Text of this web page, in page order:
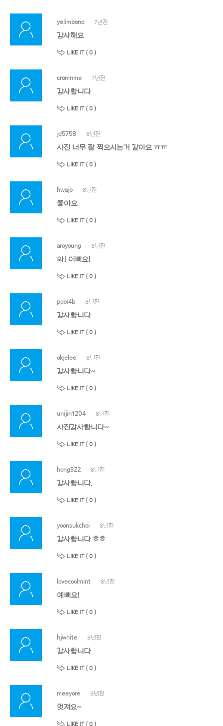
yelimbono 7년전
감사해요
LIKE IT ( 0 )
cromnme 7년전
감사합니다
LIKE IT ( 0 )
jd5758 8년전
사진 너무 잘 찍으시는거 같아요 ㅠㅠ
LIKE IT ( 0 )
hwajb 8년전
좋아요
LIKE IT ( 0 )
aroyoung 8년전
와! 이뻐요!
LIKE IT ( 0 )
pobi4b 8년전
감사합니다
LIKE IT ( 0 )
okjelee 8년전
감사합니다~
LIKE IT ( 0 )
unijin1204 8년전
사진감사합니다~
LIKE IT ( 0 )
hong322 8년전
감사합니다.
LIKE IT ( 0 )
yoonsukchoi 8년전
감사합니다 ㅎㅎ
LIKE IT ( 0 )
lovecoolmint 8년전
예뻐요!
LIKE IT ( 0 )
hjwhite 8년전
감사합니다
LIKE IT ( 0 )
meeyore 8년전
멋져요~
LIKE IT ( 0 )